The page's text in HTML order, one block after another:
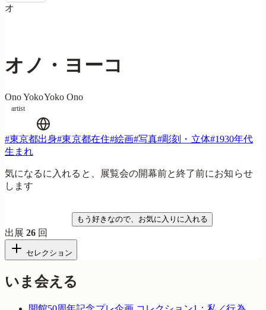
オ
オノ・ヨーコ
Ono YokoYoko Ono
artist
#東京都出身#東京都在住#絵画#写真#彫刻・立体#1930年代
生まれ
気になるに入れると、展覧会の開幕前と終了前にお知らせ
します
もう好きなので、お気に入りに入れる
出展26 回
セレクション
いま会える